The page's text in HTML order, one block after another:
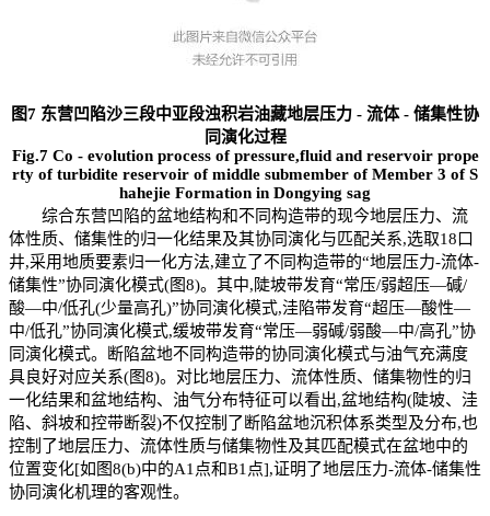
图7 东营凹陷沙三段中亚段浊积岩油藏地层压力 - 流体 - 储集性协
同演化过程
Fig.7 Co - evolution process of pressure,fluid and reservoir prope
rty of turbidite reservoir of middle submember of Member 3 of S
hahejie Formation in Dongying sag
综合东营凹陷的盆地结构和不同构造带的现今地层压力、流
体性质、储集性的归一化结果及其协同演化与匹配关系,选取18口
井,采用地质要素归一化方法,建立了不同构造带的“地层压力-流体-
储集性”协同演化模式(图8)。其中,陡坡带发育“常压/弱超压—碱/
酸—中/低孔(少量高孔)”协同演化模式,洼陷带发育“超压—酸性—
中/低孔”协同演化模式,缓坡带发育“常压—弱碱/弱酸—中/高孔”协
同演化模式。断陷盆地不同构造带的协同演化模式与油气充满度
具良好对应关系(图8)。对比地层压力、流体性质、储集物性的归
一化结果和盆地结构、油气分布特征可以看出,盆地结构(陡坡、洼
陷、斜坡和控带断裂)不仅控制了断陷盆地沉积体系类型及分布,也
控制了地层压力、流体性质与储集物性及其匹配模式在盆地中的
位置变化[如图8(b)中的A1点和B1点],证明了地层压力-流体-储集性
协同演化机理的客观性。